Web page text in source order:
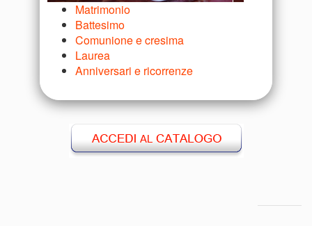
Matrimonio
Battesimo
Comunione e cresima
Laurea
Anniversari e ricorrenze